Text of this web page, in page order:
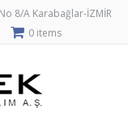
8/A Karabağlar-İZMİR
0 items